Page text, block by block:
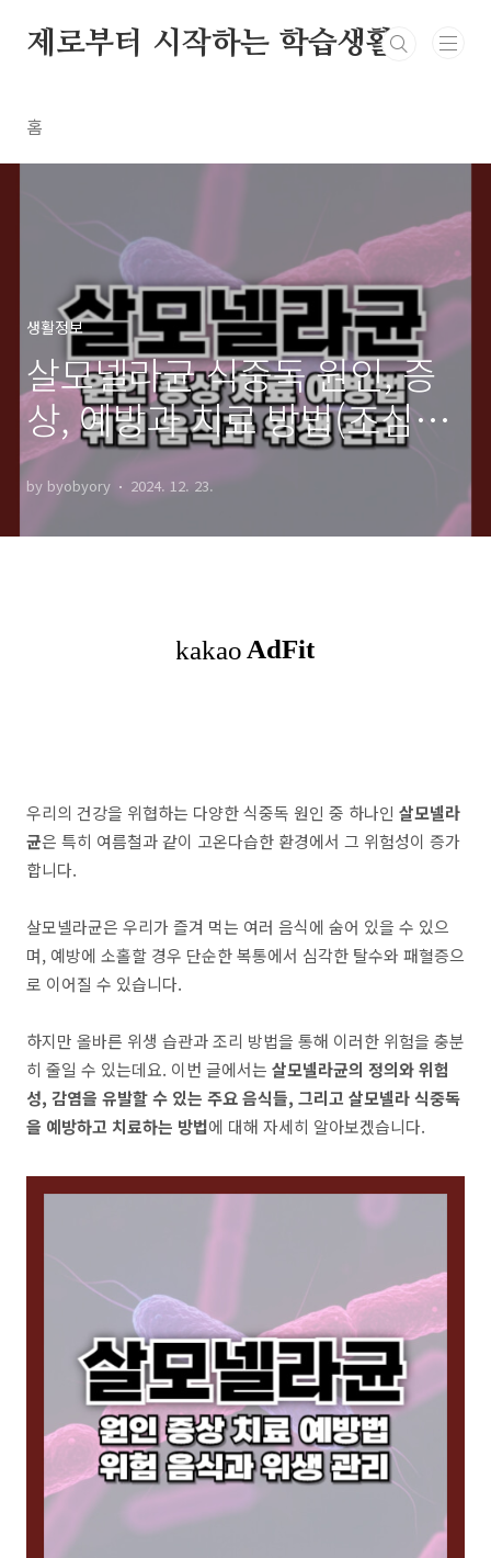
제로부터 시작하는 학습생활
홈
생활정보
살모넬라균 식중독 원인, 증
상, 예방과 치료 방법(조심해
야 하는 음식)
by byobyory 2024. 12. 23.
우리의 건강을 위협하는 다양한 식중독 원인 중 하나인 살모넬라
균은 특히 여름철과 같이 고온다습한 환경에서 그 위험성이 증가
합니다.
살모넬라균은 우리가 즐겨 먹는 여러 음식에 숨어 있을 수 있으
며, 예방에 소홀할 경우 단순한 복통에서 심각한 탈수와 패혈증으
로 이어질 수 있습니다.
하지만 올바른 위생 습관과 조리 방법을 통해 이러한 위험을 충분
히 줄일 수 있는데요. 이번 글에서는 살모넬라균의 정의와 위험
성, 감염을 유발할 수 있는 주요 음식들, 그리고 살모넬라 식중독
을 예방하고 치료하는 방법에 대해 자세히 알아보겠습니다.